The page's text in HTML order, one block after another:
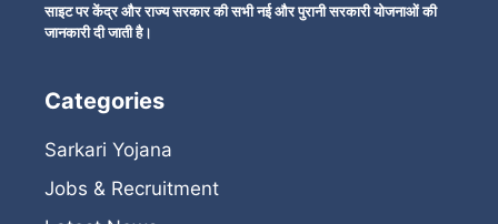
साइट पर केंद्र और राज्य सरकार की सभी नई और पुरानी सरकारी योजनाओं की
जानकारी दी जाती है।
Categories
Sarkari Yojana
Jobs & Recruitment